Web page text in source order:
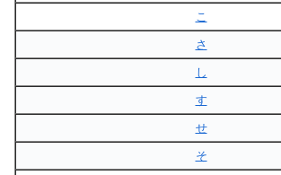
こ
さ
し
す
せ
そ